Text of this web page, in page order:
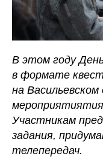
В этом году
в формате
на
Участникам
задания,
телепередач.